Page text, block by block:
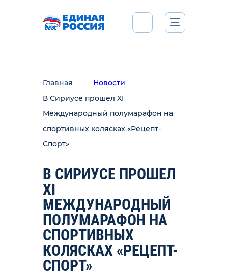
Главная
Новости
В Сириусе прошел XI
Международный полумарафон на
спортивных колясках «Рецепт-
Спорт»
В СИРИУСЕ ПРОШЕЛ
XI
МЕЖДУНАРОДНЫЙ
ПОЛУМАРАФОН НА
СПОРТИВНЫХ
КОЛЯСКАХ «РЕЦЕПТ-
СПОРТ»